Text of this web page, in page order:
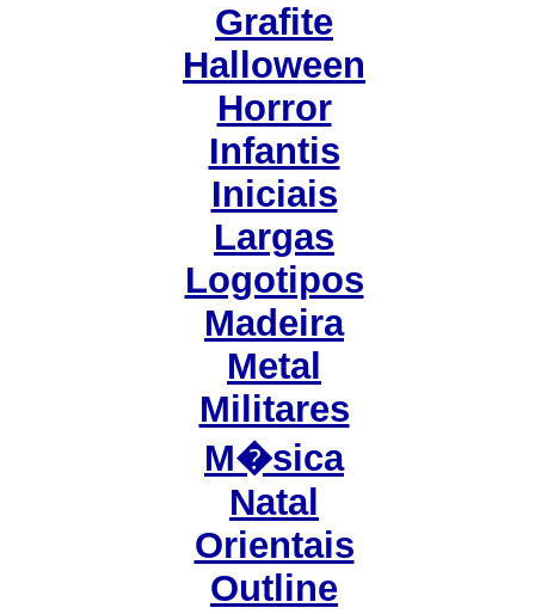
Grafite
Halloween
Horror
Infantis
Iniciais
Largas
Logotipos
Madeira
Metal
Militares
M�sica
Natal
Orientais
Outline